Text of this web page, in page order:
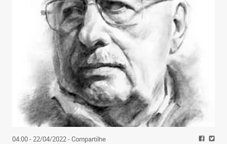
04:00 - 22/04/2022- Compartilhe